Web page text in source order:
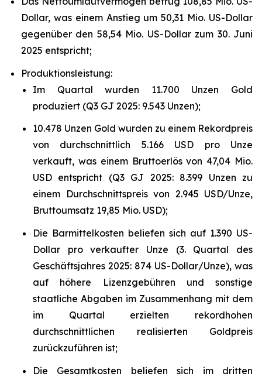
Dollar, was einem Anstieg um 50,31 Mio. US-Dollar
gegenüber den 58,54 Mio. US-Dollar zum 30. Juni
2025 entspricht;
Produktionsleistung:
Im Quartal wurden 11.700 Unzen Gold
produziert (Q3 GJ 2025: 9.543 Unzen);
10.478 Unzen Gold wurden zu einem Rekordpreis
von durchschnittlich 5.166 USD pro Unze
verkauft, was einem Bruttoerlös von 47,04 Mio.
USD entspricht (Q3 GJ 2025: 8.399 Unzen zu
einem Durchschnittspreis von 2.945 USD/Unze,
Bruttoumsatz 19,85 Mio. USD);
Die Barmittelkosten beliefen sich auf 1.390 US-
Dollar pro verkaufter Unze (3. Quartal des
Geschäftsjahres 2025: 874 US-Dollar/Unze), was
auf höhere Lizenzgebühren und sonstige
staatliche Abgaben im Zusammenhang mit dem
im Quartal erzielten rekordhohen
durchschnittlichen realisierten Goldpreis
zurückzuführen ist;
Die Gesamtkosten beliefen sich im dritten